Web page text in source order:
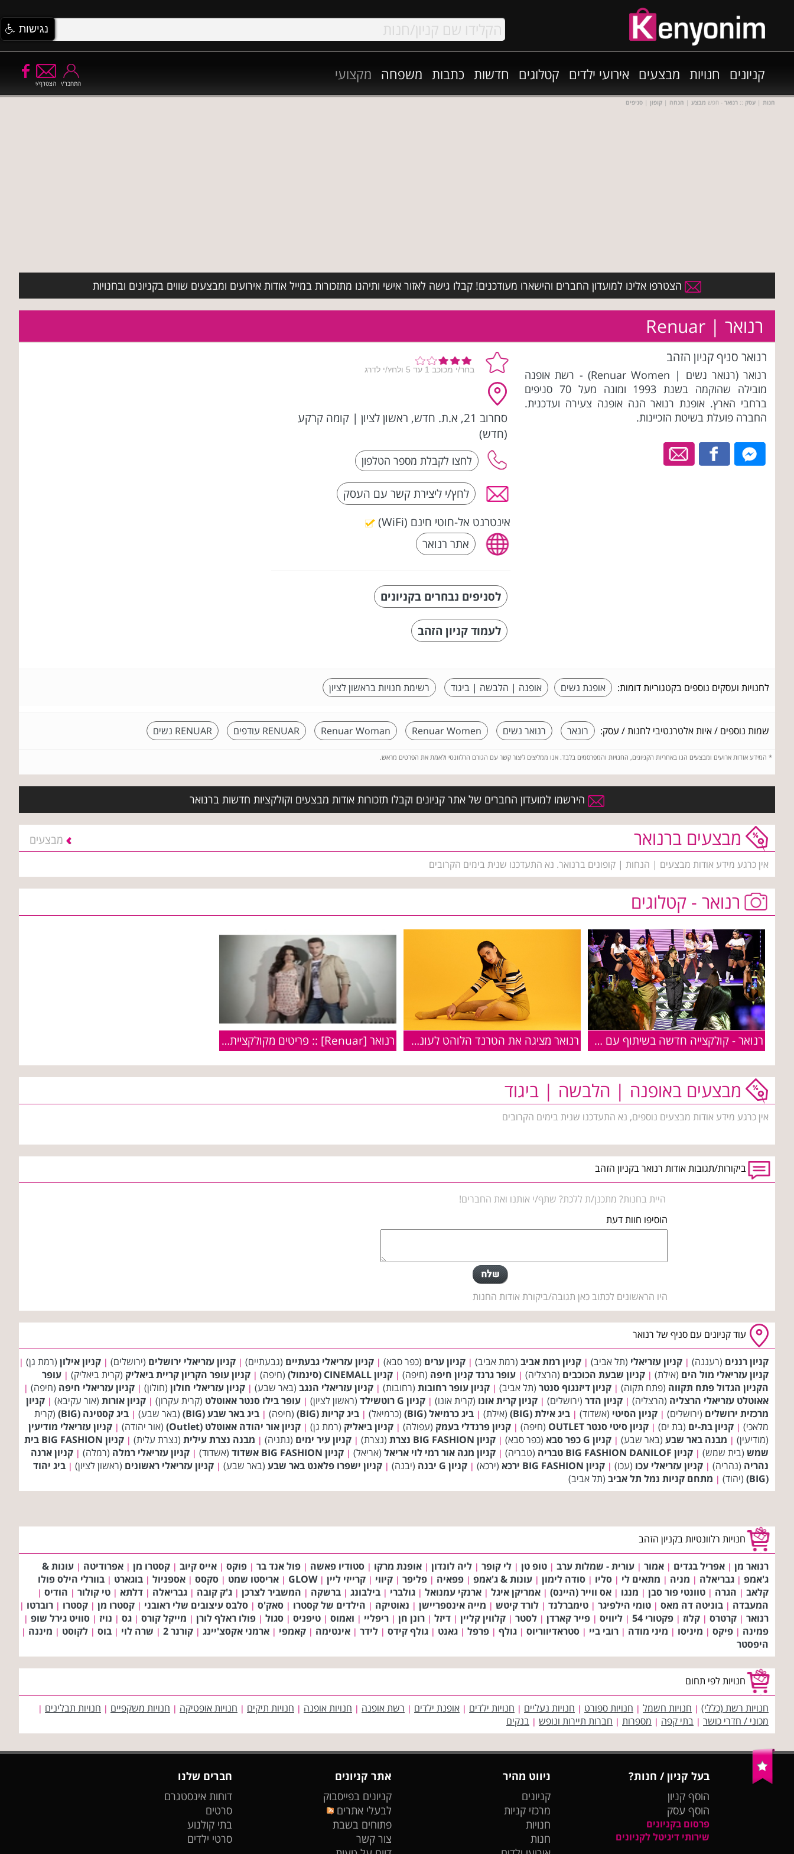
קניונים חנויות מבצעים אירועי ילדים קטלוגים חדשות כתבות משפחה מקצועי
הצטרף/י התחבר/י
חנות | עסק :: רנואר - חפש מבצע | הנחה | קופון | סניפים
הצטרפו אלינו למועדון החברים והישארו מעודכנים! קבלו גישה לאזור אישי ותיהנו מתזכורות במייל אודות אירועים ומבצעים שווים בקניונים ובחנויות
רנואר | Renuar
רנואר סניף קניון הזהב
רנואר (רנואר נשים | Renuar Women) - רשת אופנה
מובילה שהוקמה בשנת 1993 ומונה מעל 70 סניפים
ברחבי הארץ. אופנת רנואר הנה אופנה צעירה ועדכנית.
החברה פועלת בשיטת הזכיינות.
סחרוב 21, א.ת. חדש, ראשון לציון | קומה קרקע
(חדש)
לחץ/י ליצירת קשר עם העסק
אינטרנט אל-חוטי חינם (WiFi)
אתר רנואר
לסניפים נבחרים בקניונים
לעמוד קניון הזהב
לחנויות ועסקים נוספים בקטגוריות דומות: אופנת נשים אופנה | הלבשה | ביגוד רשימת חנויות בראשון לציון
שמות נוספים / איות אלטרנטיבי לחנות / עסק: רונאר רנואר נשים Renuar Women
Renuar Woman RENUAR עודפים RENUAR נשים
* המידע אודות ארועים ומבצעים הנו באחריות הקניונים, החנויות והמפרסמים בלבד. אנו ממליצים ליצור קשר עם הגורם הרלוונטי ולאמת את הפרטים מראש.
הירשמו למועדון החברים של אתר קניונים וקבלו תזכורות אודות מבצעים וקולקציות חדשות ברנואר
מבצעים ברנואר מבצעים
אין כרגע מידע אודות מבצעים | הנחות | קופונים ברנואר. נא התעדכנו שנית בימים הקרובים
רנואר - קטלוגים
רנואר - קולקצייה חדשה בשיתוף עם הכוכבת נועה קירל רנואר מציגה את הטרנד הלוהט לעונת החורף הקרבה רנואר [Renuar] :: פריטים מקולקציית חורף 2011
מבצעים באופנה | הלבשה | ביגוד
אין כרגע מידע אודות מבצעים נוספים, נא התעדכנו שנית בימים הקרובים
ביקורות/תגובות אודות רנואר בקניון הזהב
היית בחנות? מתכנן/ת ללכת? שתף/י אותנו ואת החברים!
הוסיפו חוות דעת
היו הראשונים לכתוב כאן תגובה/ביקורת אודות החנות
עוד קניונים עם סניף של רנואר
קניון רננים (רעננה) | קניון עזריאלי (תל אביב) | קניון רמת אביב (רמת אביב) | קניון ערים (כפר סבא) | קניון עזריאלי גבעתיים (גבעתיים) | קניון עזריאלי ירושלים (ירושלים) | קניון אילון (רמת גן) |
קניון עזריאלי מול הים (אילת) | קניון שבעת הכוכבים (הרצליה) | עופר גרנד קניון חיפה (חיפה) | קניון CINEMALL (סינמול) (חיפה) | קניון עופר הקריון קריית ביאליק (קרית ביאליק) | עופר
הקניון הגדול פתח תקווה (פתח תקוה) | קניון דיזנגוף סנטר (תל אביב) | קניון עופר רחובות (רחובות) | קניון עזריאלי הנגב (באר שבע) | קניון עזריאלי חולון (חולון) | קניון עזריאלי חיפה (חיפה) |
אאוטלט עזריאלי הרצליה (הרצליה) | קניון הדר (ירושלים) | קניון קרית אונו (קרית אונו) | קניון G רוטשילד (ראשון לציון) | עופר בילו סנטר אאוטלט (קרית עקרון) | קניון אורות (אור עקיבא) | קניון
מרכזית ירושלים (ירושלים) | קניון הסיטי (אשדוד) | ביג אילת (BIG) (אילת) | ביג כרמיאל (BIG) (כרמיאל) | ביג קריות (BIG) (חיפה) | ביג באר שבע (BIG) (באר שבע) | ביג קסטינה (BIG)
(קרית
מלאכי) | קניון בת-ים (בת ים) | קניון סיטי סנטר OUTLET (חיפה) | קניון פרנדלי בעמק (עפולה) | קניון ביאליק (רמת גן) | קניון אור יהודה אאוטלט (Outlet) (אור יהודה) | קניון עזריאלי מודיעין
(מודיעין) | מבנה באר שבע (באר שבע) | קניון G כפר סבא (כפר סבא) | קניון BIG FASHION נצרת (נצרת) | קניון עיר ימים (נתניה) | מבנה נצרת עילית (נצרת עלית) |
קניון BIG FASHION בית
שמש (בית שמש) | קניון BIG FASHION DANILOF טבריה (טבריה) | קניון מגה אור רמי לוי אריאל (אריאל) | קניון BIG FASHION אשדוד (אשדוד) | קניון עזריאלי רמלה (רמלה) | קניון ארנה
נהריה (נהריה) | קניון עזריאלי עכו (עכו) | קניון BIG FASHION ירכא (ירכא) | קניון G יבנה (יבנה) | קניון ישפרו פלאנט באר שבע (באר שבע) | קניון עזריאלי ראשונים (ראשון לציון) | ביג יהוד
(BIG)
(יהוד) | מתחם קניות נמל תל אביב (תל אביב)
חנויות רלוונטיות בקניון הזהב
רנואר מן | אפריל בגדים | אמור | עורית - שמלות ערב | טופ טן | לי קופר | ליה לונדון | אופנת מרקו | סטודיו פאשה | פול אנד בר | פוקס | אייס קיוב | קסטרו מן | אפרודיטה | עונות &
ג'אמפ | גבריאלה | מניה | מתאים לי | סליו | סודה לימון | עונות & ג'אמפ | פפאיה | פליפר | קיווי | קרייזי ליין |
GLOW
| אריסטו שמט | סקסס | אספניול | בוגארט | בוורלי הילס פולו
קלאב | הגרה | טוונטי פור סבן | מנגו | אס ווייר (היינס) | אמריקן איגל | ארנקי עמנואל | גולברי | בילבונג | ברשקה | המשביר לצרכן | ג'ק קובה | גבריאלה | דלתא | טי קולור | הודיס |
המעבדה | בוניטה דה מאס | טומי הילפיגר | טימברלנד | לורד קיטש | מייה אינספריישן | נאוטיקה | הילדים של קסטרו | סאק'ס | סלבס עיצובים שלי ראובני | קסטרו מן | קסטרו | רוברטו |
רנואר | קרטרס | קלוז | פקטורי 54 | ליוויס | פייר קארדן | לסטר | קלווין קליין | דיזל | רונן חן | ריפליי | ואמוס | טיפניס | סגול | פולו ראלף לורן | מייקל קורס | גס | נויז | סוויט גירל שופ |
פמינה | פיקס | מיניסו | מיני מודה | רובי ביי | סטראדיווריוס | גולף | פרפל | גאנט | גולף קידס | לידר | אינטימה | קאמפי | ארמני אקסצ'יינג | קורנר 2 | שרה לוי | בוס | לקוסט | מיננה |
היפסטר
חנויות לפי תחום
חנויות רשת (כללי) | חנויות חשמל | חנויות ספורט | חנויות נעליים | חנויות ילדים | אופנת ילדים | רשת אופנה | חנויות אופנה | חנויות תיקים | חנויות אופטיקה | חנויות משקפיים | חנויות תבלינים |
מכוני / חדרי כושר | בתי קפה | מספרות | חברות תיירות ונופש | בנקים
בעל קניון / חנות?
הוסף קניון
הוסף עסק
פרסום בקניונים
שירותי דיגיטל לקניונים
ניווט מהיר
קניונים
מרכזי קניות
חנויות
חנות
אתר קניונים
קניונים בפייסבוק
לבעלי אתרים
פתוחים בשבת
צור קשר
חברים שלנו
דוחות אינסטגרם
סרטים
בתי קולנוע
סרטי ילדים
נגישות